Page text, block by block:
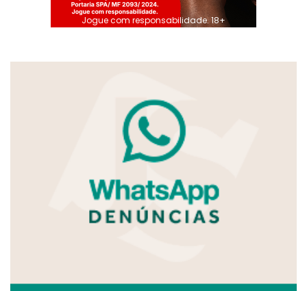
Jogue com responsabilidade. 18+